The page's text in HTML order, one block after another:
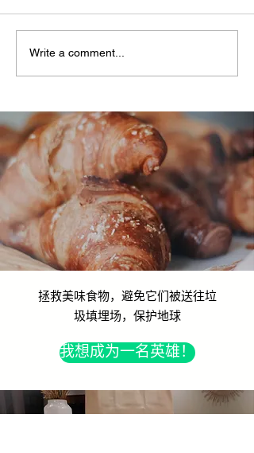
荣幸、谦逊、充满能量：
Yindii 闪耀 2025 香港精神
Write a comment...
拯救美味食物，避免它们被送往垃
圾填埋场，保护地球
我想成为一名英雄！